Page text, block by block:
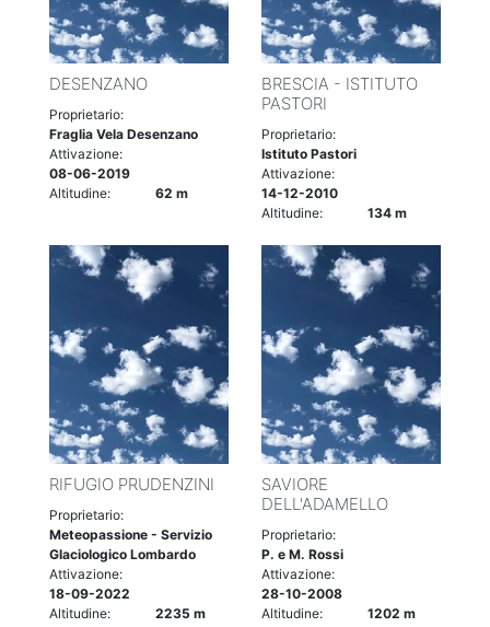
DESENZANO
Proprietario:
Fraglia Vela Desenzano
Attivazione:
08-06-2019
Altitudine:
62 m
BRESCIA - ISTITUTO
PASTORI
Proprietario:
Istituto Pastori
Attivazione:
14-12-2010
Altitudine:
134 m
RIFUGIO PRUDENZINI
Proprietario:
Meteopassione - Servizio
Glaciologico Lombardo
Attivazione:
18-09-2022
Altitudine:
2235 m
SAVIORE
DELL'ADAMELLO
Proprietario:
P. e M. Rossi
Attivazione:
28-10-2008
Altitudine:
1202 m